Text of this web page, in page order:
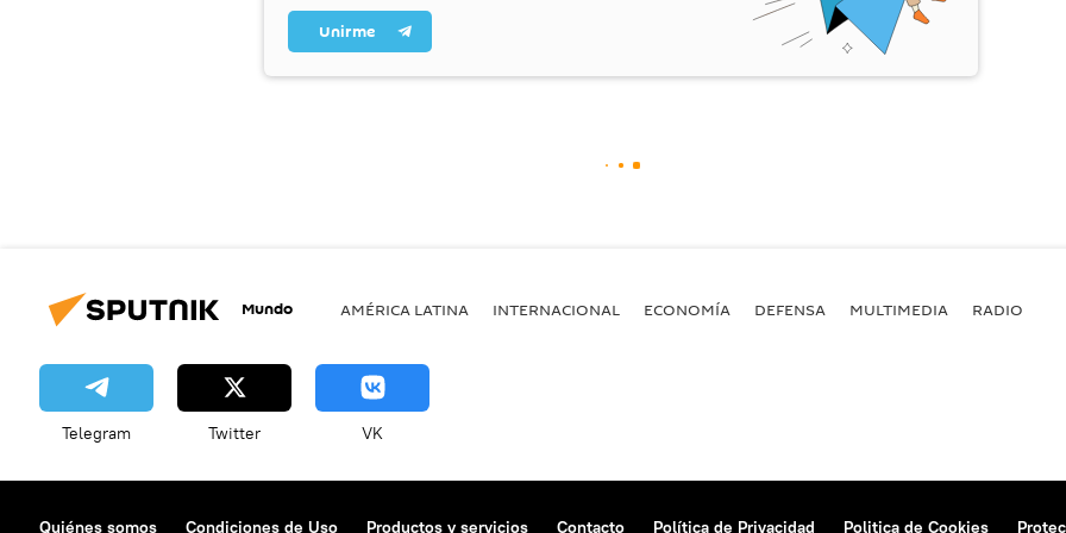
Unirme
Mundo AMÉRICA LATINA INTERNACIONAL ECONOMÍA DEFENSA MULTIMEDIA RADIO
Telegram Twitter VK
Quiénes somos Condiciones de Uso Productos y servicios Contacto Política de Privacidad Politica de Cookies